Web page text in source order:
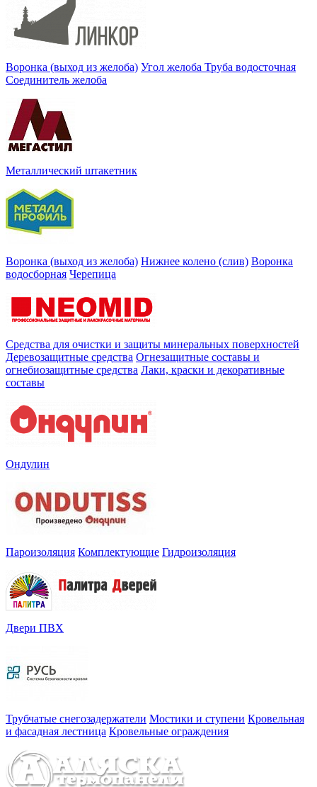
Воронка (выход из желоба) Угол желоба Труба водосточная
Соединитель желоба
Металлический штакетник
Воронка (выход из желоба) Нижнее колено (слив) Воронка
водосборная Черепица
Средства для очистки и защиты минеральных поверхностей
Деревозащитные средства Огнезащитные составы и
огнебиозащитные средства Лаки, краски и декоративные
составы
Ондулин
Пароизоляция Комплектующие Гидроизоляция
Двери ПВХ
Трубчатые снегозадержатели Мостики и ступени Кровельная
и фасадная лестница Кровельные ограждения